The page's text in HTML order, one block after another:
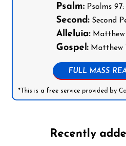
Psalm:Psalms 97:
Second:Second
Alleluia:Matthew
Gospel:Matthew
FULL MASS
*This is a free service provided by
Recently